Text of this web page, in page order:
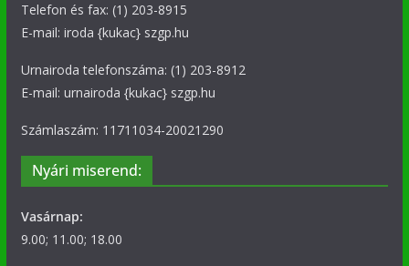
Telefon és fax: (1) 203-8915
E-mail: iroda {kukac} szgp.hu
Urnairoda telefonszáma: (1) 203-8912
E-mail: urnairoda {kukac} szgp.hu
Számlaszám: 11711034-20021290
Nyári miserend:
Vasárnap:
9.00; 11.00; 18.00